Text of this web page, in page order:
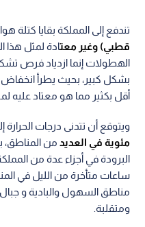
تندفع إلى المملكة بقايا كتلة
قطبي) وغير معتادة لمثل هذا
الهطولات إنما ازدياد فرص
بشكل كبير، بحيث يطرأ
أقل بكثير مما هو معتاد عليه
ويتوقع أن تتدنى درجات
مئوية في العديد من
البرودة في أجزاء عدة من
ساعات متأخرة من الليل في
مناطق السهول والبادية و جبال
ومتقلبة.